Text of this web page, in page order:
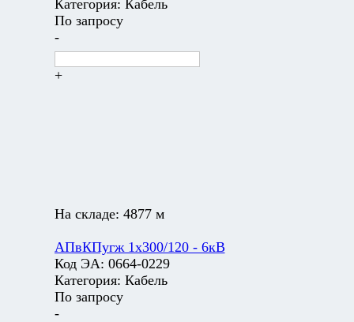
Категория: Кабель
По запросу
-
+
На складе: 4877 м
АПвКПугж 1х300/120 - 6кВ
Код ЭА: 0664-0229
Категория: Кабель
По запросу
-